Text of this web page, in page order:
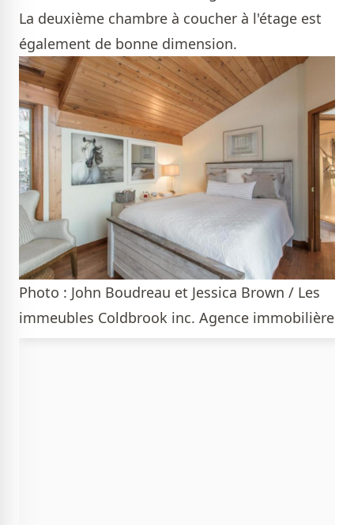
La deuxième chambre à coucher à l'étage est
également de bonne dimension.
Photo : John Boudreau et Jessica Brown / Les
immeubles Coldbrook inc. Agence immobilière